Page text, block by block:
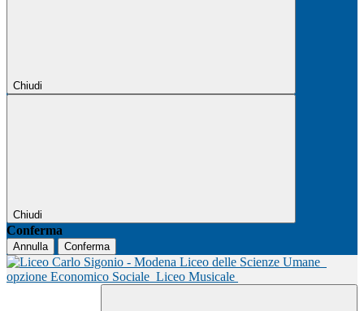
Chiudi
Chiudi
Conferma
Annulla Conferma
Liceo delle Scienze Umane
opzione Economico Sociale Liceo Musicale